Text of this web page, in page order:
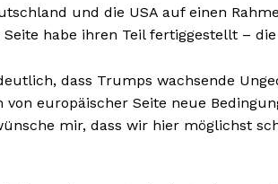
und die USA auf einen
habe ihren Teil fertiggestellt – die
dass Trumps wachsende
von europäischer Seite neue
mir, dass wir hier möglichst